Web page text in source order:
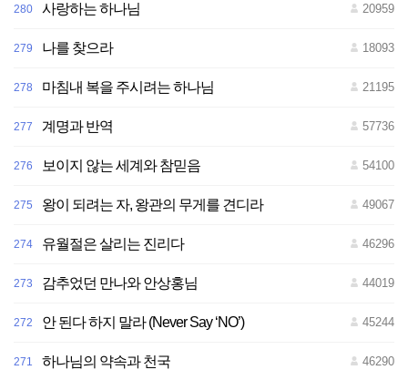
280 사랑하는 하나님 20959
279 나를 찾으라 18093
278 마침내 복을 주시려는 하나님 21195
277 계명과 반역 57736
276 보이지 않는 세계와 참믿음 54100
275 왕이 되려는 자, 왕관의 무게를 견디라 49067
274 유월절은 살리는 진리다 46296
273 감추었던 만나와 안상홍님 44019
272 안 된다 하지 말라 (Never Say ‘NO’) 45244
271 하나님의 약속과 천국 46290